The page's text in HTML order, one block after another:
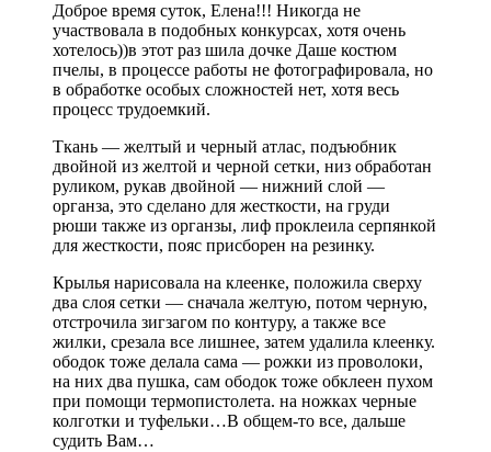
Доброе время суток, Елена!!! Никогда не
участвовала в подобных конкурсах, хотя очень
хотелось))в этот раз шила дочке Даше костюм
пчелы, в процессе работы не фотографировала, но
в обработке особых сложностей нет, хотя весь
процесс трудоемкий.
Ткань — желтый и черный атлас, подъюбник
двойной из желтой и черной сетки, низ обработан
руликом, рукав двойной — нижний слой —
органза, это сделано для жесткости, на груди
рюши также из органзы, лиф проклеила серпянкой
для жесткости, пояс присборен на резинку.
Крылья нарисовала на клеенке, положила сверху
два слоя сетки — сначала желтую, потом черную,
отстрочила зигзагом по контуру, а также все
жилки, срезала все лишнее, затем удалила клеенку.
ободок тоже делала сама — рожки из проволоки,
на них два пушка, сам ободок тоже обклеен пухом
при помощи термопистолета. на ножках черные
колготки и туфельки…В общем-то все, дальше
судить Вам…